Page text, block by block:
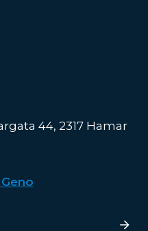
44, 2317 Hamar